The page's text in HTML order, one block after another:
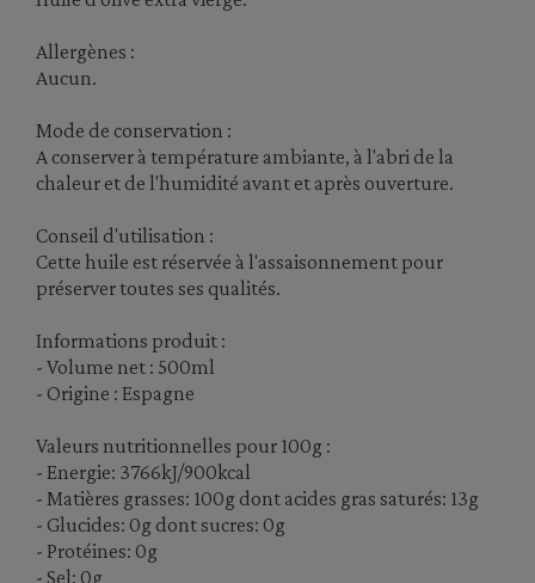
Allergènes :
Aucun.
Mode de conservation :
A conserver à température ambiante, à l'abri de la
chaleur et de l'humidité avant et après ouverture.
Conseil d'utilisation :
Cette huile est réservée à l'assaisonnement pour
préserver toutes ses qualités.
Informations produit :
- Volume net : 500ml
- Origine : Espagne
Valeurs nutritionnelles pour 100g :
- Energie: 3766kJ/900kcal
- Matières grasses: 100g dont acides gras saturés: 13g
- Glucides: 0g dont sucres: 0g
- Protéines: 0g
- Sel: 0g